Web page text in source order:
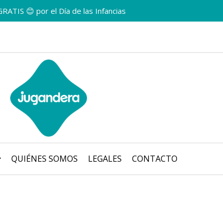
😊 por el Día de las Infancias
QUIÉNES SOMOS LEGALES CONTACTO